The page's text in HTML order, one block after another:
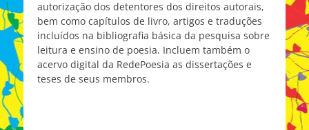
autorização dos detentores dos direitos autorais,
bem como capítulos de livro, artigos e traduções
incluídos na bibliografia básica da pesquisa sobre
leitura e ensino de poesia. Incluem também o
acervo digital da RedePoesia as dissertações e
teses de seus membros.